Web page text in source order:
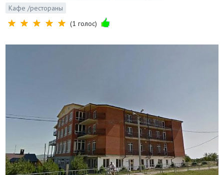
Кафе /рестораны
(1 голос)